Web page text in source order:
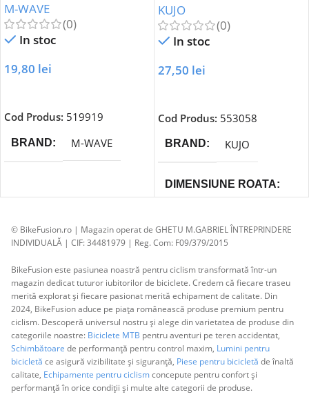
M-WAVE
(0)
In stoc
19,80 lei
Cod Produs: 519919
BRAND M-WAVE
KUJO
(0)
In stoc
27,50 lei
Cod Produs: 553058
BRAND KUJO
DIMENSIUNE ROATA
© BikeFusion.ro | Magazin operat de GHETU M.GABRIEL ÎNTREPRINDERE
INDIVIDUALĂ | CIF: 34481979 | Reg. Com: F09/379/2015
BikeFusion este pasiunea noastră pentru ciclism transformată într-un
magazin dedicat tuturor iubitorilor de biciclete. Credem că fiecare traseu
merită explorat și fiecare pasionat merită echipament de calitate. Din
2024, BikeFusion aduce pe piața românească produse premium pentru
ciclism. Descoperă universul nostru și alege din varietatea de produse din
categoriile noastre: Biciclete MTB pentru aventuri pe teren accidentat,
Schimbătoare de performanță pentru control maxim, Lumini pentru
bicicletă ce asigură vizibilitate și siguranță, Piese pentru bicicletă de înaltă
calitate, Echipamente pentru ciclismconcepute pentru confort și
performanță în orice condiții și multe alte categorii de produse.